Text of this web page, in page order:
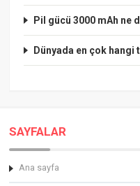
Pil gücü 3000 mAh ne
Dünyada en çok hangi
SAYFALAR
Ana sayfa